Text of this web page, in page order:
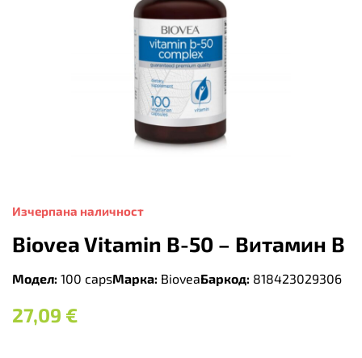
Изчерпана наличност
Biovea Vitamin B-50 – Витамин B
Модел: 100 capsМарка: BioveaБаркод: 818423029306
27,09 €